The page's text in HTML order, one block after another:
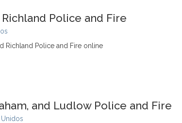
Police and Fire
Richland Police and Fire online
and Ludlow Police and Fire
Unidos